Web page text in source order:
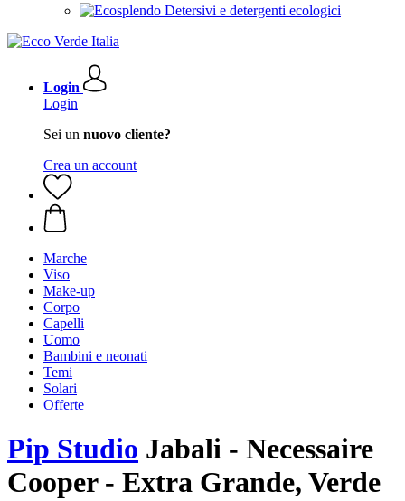
Detersivi e detergenti ecologici
Login
Login
Sei un nuovo cliente?
Crea un account
Marche
Viso
Make-up
Corpo
Capelli
Uomo
Bambini e neonati
Temi
Solari
Offerte
Pip Studio Jabali - Necessaire
Cooper - Extra Grande, Verde